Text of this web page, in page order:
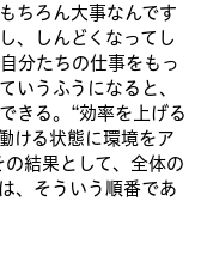
ちろん大事なんです
、しんどくなってし
分たちの仕事をもっ
いうふうになると、
きる。“効率を上げる
ける状態に環境をア
結果として、全体の
、そういう順番であ